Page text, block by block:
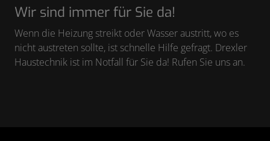
Wir sind immer für Sie da!
Wenn die Heizung streikt oder Wasser austritt, wo es
nicht austreten sollte, ist schnelle Hilfe gefragt. Drexler
Haustechnik ist im Notfall für Sie da! Rufen Sie uns an.